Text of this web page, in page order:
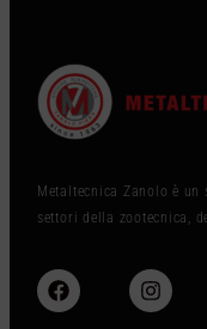
Metaltecnica Zanolo è
settori della zootecnica,